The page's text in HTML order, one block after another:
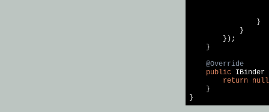
}
            }
        });
    }
@Override
public IBinder
return null
    }